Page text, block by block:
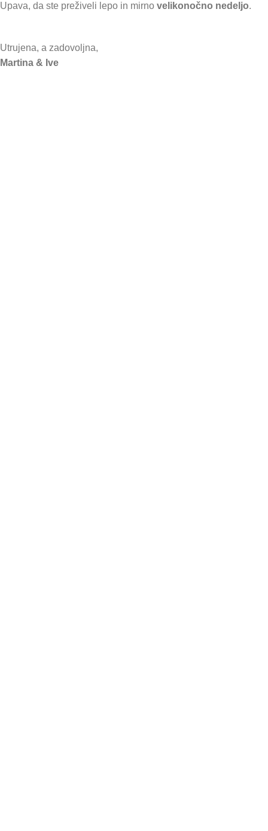
Upava, da ste preživeli lepo in mirno velikonočno nedeljo.
Utrujena, a zadovoljna,
Martina & Ive